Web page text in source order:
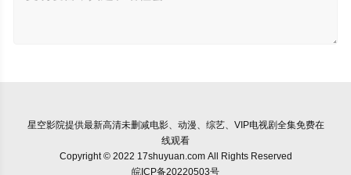
星空影院提供最新高清未删减电影、动漫、综艺、VIP电视剧全集免费在
线观看
Copyright © 2022 17shuyuan.com All Rights Reserved
皖ICP备20220503号